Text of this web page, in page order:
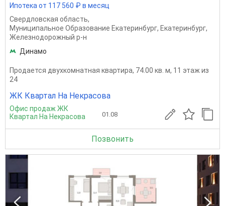
Ипотека от 117 560 ₽ в месяц
Свердловская область,
Муниципальное Образование Екатеринбург, Екатеринбург,
Железнодорожный р-н
Динамо
Продается двухкомнатная квартира, 74.00 кв. м, 11 этаж из
24
ЖК Квартал На Некрасова
Офис продаж ЖК
Квартал На Некрасова
01.08
Позвонить